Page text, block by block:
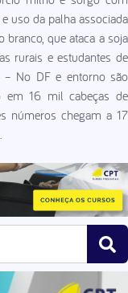
uso da palha associada
que ataca a soja
rurais e estudantes de
– No DF e entorno são
em 16 mil cabeças de
números chegam a 17